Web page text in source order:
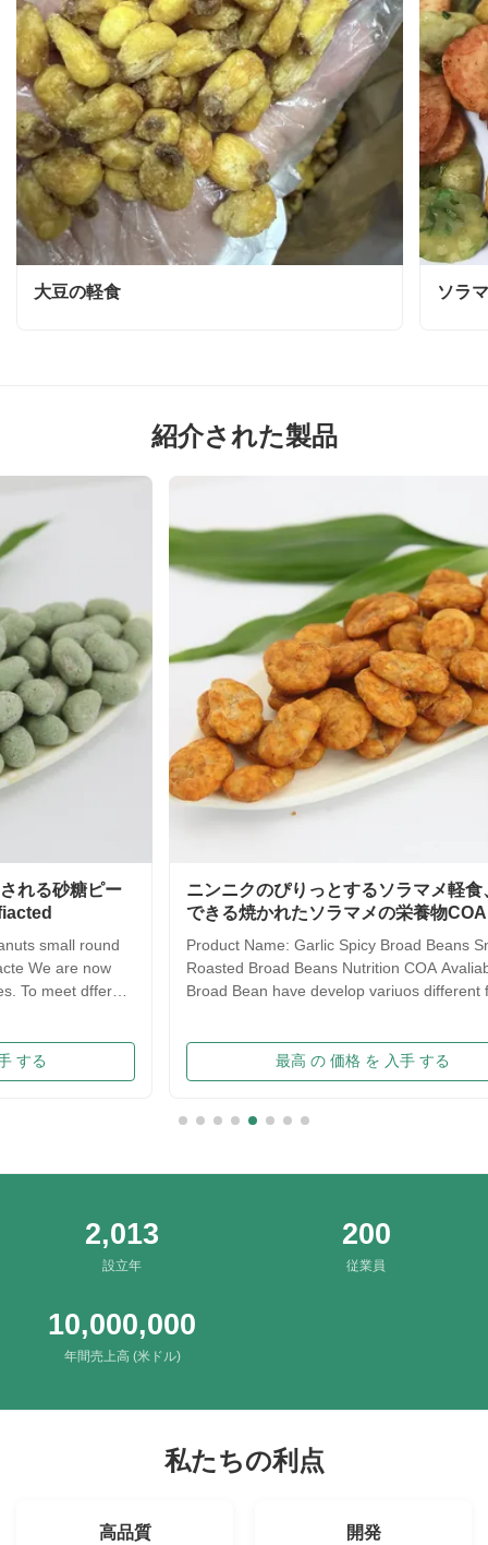
大豆の軽食 ソラ
紹介された製品
ニンニクのぴりっとするソラマメ軽食、利用
できる焼かれたソラマメの栄養物COA
Product Name: Garlic Spicy Broad Beans Snack ,
Roasted Broad Beans Nutrition COA Avaliable Our
Broad Bean have develop variuos different flavors
chips in China. Introducing precise frying ...
最高 の 価格 を 入手 する
サキ
ツ ス
crispy,
2,013
設立年
200
従業員
10,000,000
年間売上高 (米ドル)
私たちの利点
高品質 開発